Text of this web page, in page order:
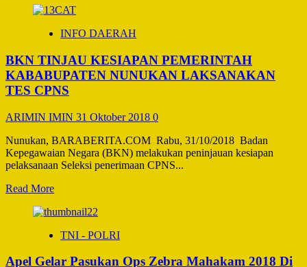
about
POINT
RANCANGAN
PEMKAB
NUNUKAN
DALAM
PARIPURNA
INFO DAERAH
BKN TINJAU KESIAPAN PEMERINTAH
KABABUPATEN NUNUKAN LAKSANAKAN
TES CPNS
ARIMIN IMIN 31 Oktober 2018 0
Nunukan, BARABERITA.COM Rabu, 31/10/2018 Badan
Kepegawaian Negara (BKN) melakukan peninjauan kesiapan
pelaksanaan Seleksi penerimaan CPNS...
Read MoreRead
about
TINJAU
PEMERINTAH
TNI - POLRI
Apel Gelar Pasukan Ops Zebra Mahakam 2018 Di